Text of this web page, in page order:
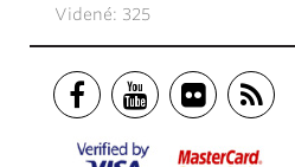
Videné: 325